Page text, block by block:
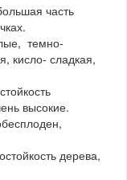
часть
темно-
кисло- сладкая,
высокие.
дерева,